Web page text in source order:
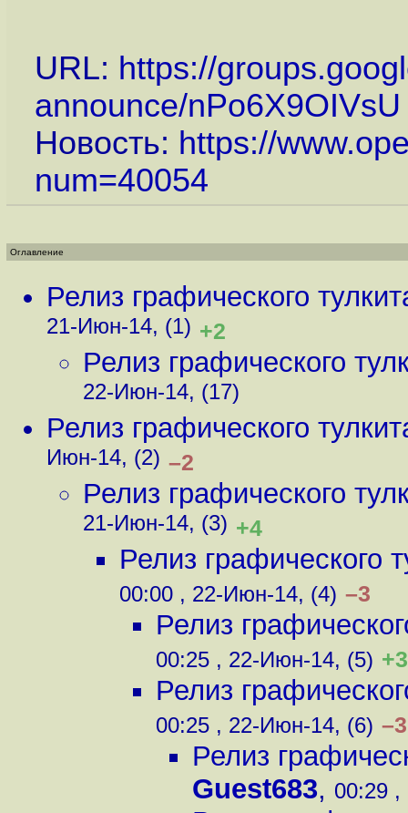
URL: https://
announce/nPo6X9OIVsU
Новость: https://
num=40054
Оглавление
Релиз графического
21-Июн-14, (1) +2
Релиз графического
22-Июн-14, (17)
Релиз графического
Июн-14, (2) –2
Релиз графического
21-Июн-14, (3) +4
Релиз графического
00:00 , 22-Июн-14, (4) –3
Релиз
00:25 , 22-Июн-14, (5) +3
Релиз
00:25 , 22-Июн-14, (6) –3
Релиз
Guest683, 00:29